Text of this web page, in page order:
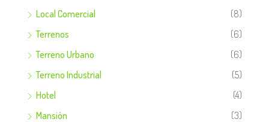
Local Comercial
(8)
Terrenos
(6)
Terreno Urbano
(6)
Terreno Industrial
(5)
Hotel
(4)
Mansión
(3)